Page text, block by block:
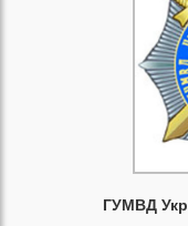
ГУМВД